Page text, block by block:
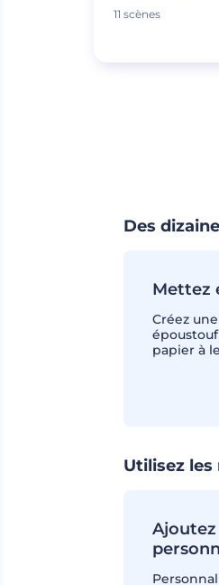
11 scènes
Des
Mettez
Créez
papier à
Utilisez